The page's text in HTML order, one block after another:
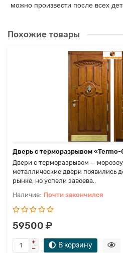
можно произвести после всех
Похожие товары
Дверь с терморазрывом «Termo-
Двери с терморазрывом —
металлические двери появились
рынке, но успели завоева..
Почти закончился
59500 ₽
В корзину